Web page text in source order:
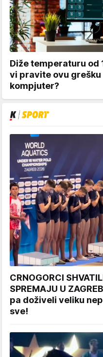
Diže temperaturu od
vi pravite ovu
kompjuter?
CRNOGORCI
SPREMAJU U
pa doživeli veliku
sve!